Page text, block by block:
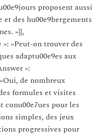
proposent aussi
des hu00e9bergements
»}},
»: »Peut-on trouver des
adaptu00e9es aux
»:
de nombreux
formules et visites
conu00e7ues pour les
simples, des jeux
progressives pour